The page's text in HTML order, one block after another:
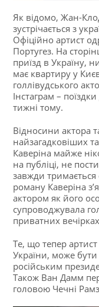
Як відомо, Жан-
зустрічається з
Офіційно артист
Португез. На
приїзд в Україну,
має квартиру у
голлівудського
Інстаграм –
тижні тому.
Відносини актора
найзагадковіших
Каверіна майже
на публіці, не
завжди тримається
роману Каверіна
актором як його
супроводжувала
приватних
Те, що тепер
України, може
російським
Також Ван Дамм
головою Чечні